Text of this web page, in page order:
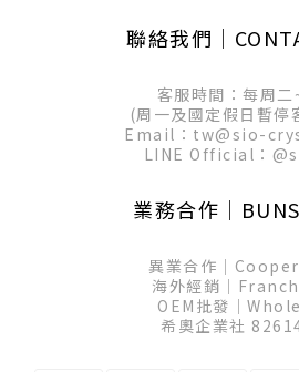
聯絡我們
客服時間：每周二
(周一及國定假日暫停
Email：tw@sio-
LINE Official：
業務合作
異業合作
海外經銷
OEM批發
希奧企業社